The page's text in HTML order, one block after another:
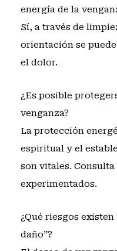
energía de la
Sí, a través de
orientación se
el dolor.
¿Es posible
venganza?
La protección
espiritual y el
son vitales.
experimentados.
¿Qué riesgos
daño”?